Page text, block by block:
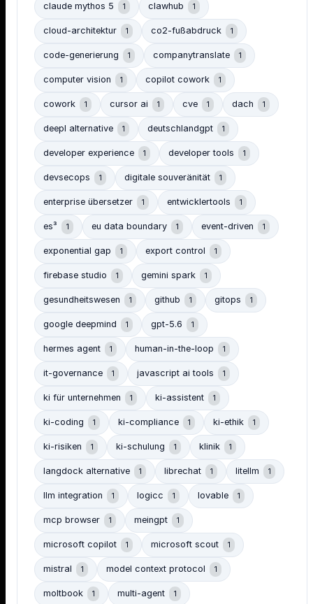
claude mythos 5 1 clawhub 1
cloud-architektur 1 co2-fußabdruck 1
code-generierung 1 companytranslate 1
computer vision 1 copilot cowork 1
cowork 1 cursor ai 1 cve 1 dach 1
deepl alternative 1 deutschlandgpt 1
developer experience 1 developer tools 1
devsecops 1 digitale souveränität 1
enterprise übersetzer 1 entwicklertools 1
es³ 1 eu data boundary 1 event-driven 1
exponential gap 1 export control 1
firebase studio 1 gemini spark 1
gesundheitswesen 1 github 1 gitops 1
google deepmind 1 gpt-5.6 1
hermes agent 1 human-in-the-loop 1
it-governance 1 javascript ai tools 1
ki für unternehmen 1 ki-assistent 1
ki-coding 1 ki-compliance 1 ki-ethik 1
ki-risiken 1 ki-schulung 1 klinik 1
langdock alternative 1 librechat 1 litellm 1
llm integration 1 logicc 1 lovable 1
mcp browser 1 meingpt 1
microsoft copilot 1 microsoft scout 1
mistral 1 model context protocol 1
moltbook 1 multi-agent 1